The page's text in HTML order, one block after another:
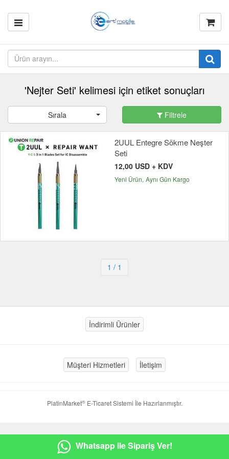
'Nejter Seti' kelimesi için etiket sonuçları
Sırala Filtrele
2UUL Entegre Sökme Neşter
Seti
12,00 USD + KDV
Yeni Ürün Aynı Gün Kargo
1 / 1
İndirimli Ürünler
Müşteri Hizmetleri İletişim
PlatinMarket®E-Ticaret Sistemi İle Hazırlanmıştır.
Whatsapp ile Sipariş Ver!